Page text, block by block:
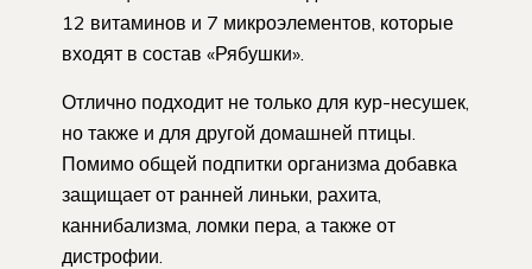
12 витаминов и 7 микроэлементов, которые
входят в состав «Рябушки».
Отлично подходит не только для кур-несушек,
но также и для другой домашней птицы.
Помимо общей подпитки организма добавка
защищает от ранней линьки, рахита,
каннибализма, ломки пера, а также от
дистрофии.